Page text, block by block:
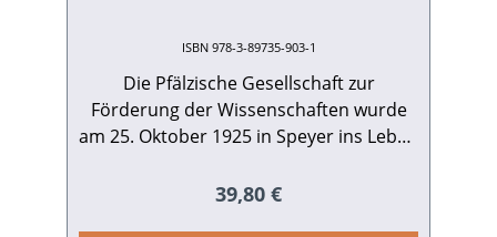
ISBN 978-3-89735-903-1
Die Pfälzische Gesellschaft zur
Förderung der Wissenschaften wurde
am 25. Oktober 1925 in Speyer ins Leben
keine Universität verfügte, ein geistiges
Regulärer Preis:
39,80 €